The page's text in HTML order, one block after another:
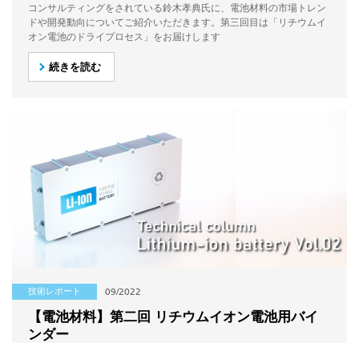
コンサルティングをされている鈴木孝典氏に、電池材料の市場トレン
ドや開発動向についてご紹介いただきます。第三回目は「リチウムイ
オン電池のドライプロセス」をお届けします
続きを読む
技術レポート 09/2022
【電池材料】第二回 リチウムイオン電池用バイ
ンダー